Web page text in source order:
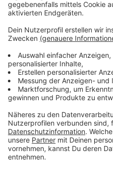
Kilometer in Leverkusen
alleine oder in einem
mitzumachen, ist sich die
runterzuladen. Die sammelt
gefahrenen Kilometer. Hier
Anzeige